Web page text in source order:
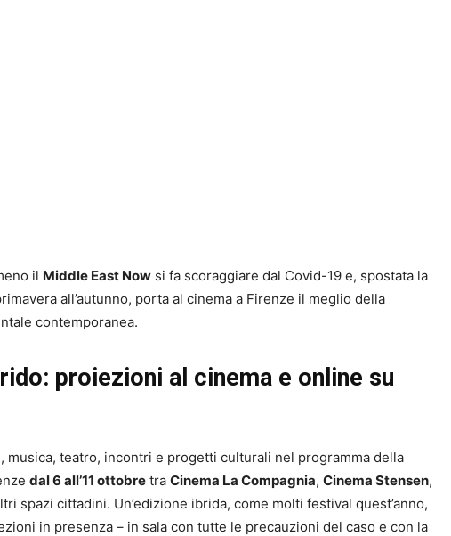
il Middle East Now si fa scoraggiare dal Covid-19 e, spostata la
all’autunno, porta al cinema a Firenze il meglio della
contemporanea.
proiezioni al cinema e online su
musica, teatro, incontri e progetti culturali nel programma della
dal 6 all’11 ottobre tra Cinema La Compagnia, Cinema Stensen,
spazi cittadini. Un’edizione ibrida, come molti festival quest’anno,
in presenza – in sala con tutte le precauzioni del caso e con la